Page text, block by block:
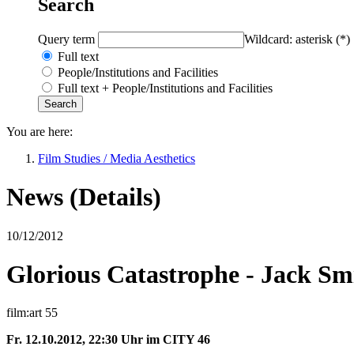
Search
Query term
Wildcard: asterisk (*)
Full text
People/Institutions and Facilities
Full text + People/Institutions and Facilities
You are here:
Film Studies / Media Aesthetics
News (Details)
10/12/2012
Glorious Catastrophe - Jack
film:art 55
Fr. 12.10.2012, 22:30 Uhr im CITY 46